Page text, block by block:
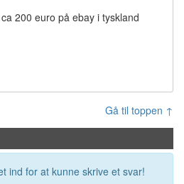
200 euro på ebay i tyskland
Gå til toppen ↑
ind for at kunne skrive et svar!